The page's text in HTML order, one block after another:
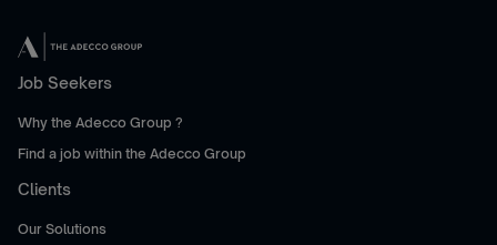
Job Seekers
Why the Adecco Group ?
Find a job within the Adecco Group
Clients
Our Solutions